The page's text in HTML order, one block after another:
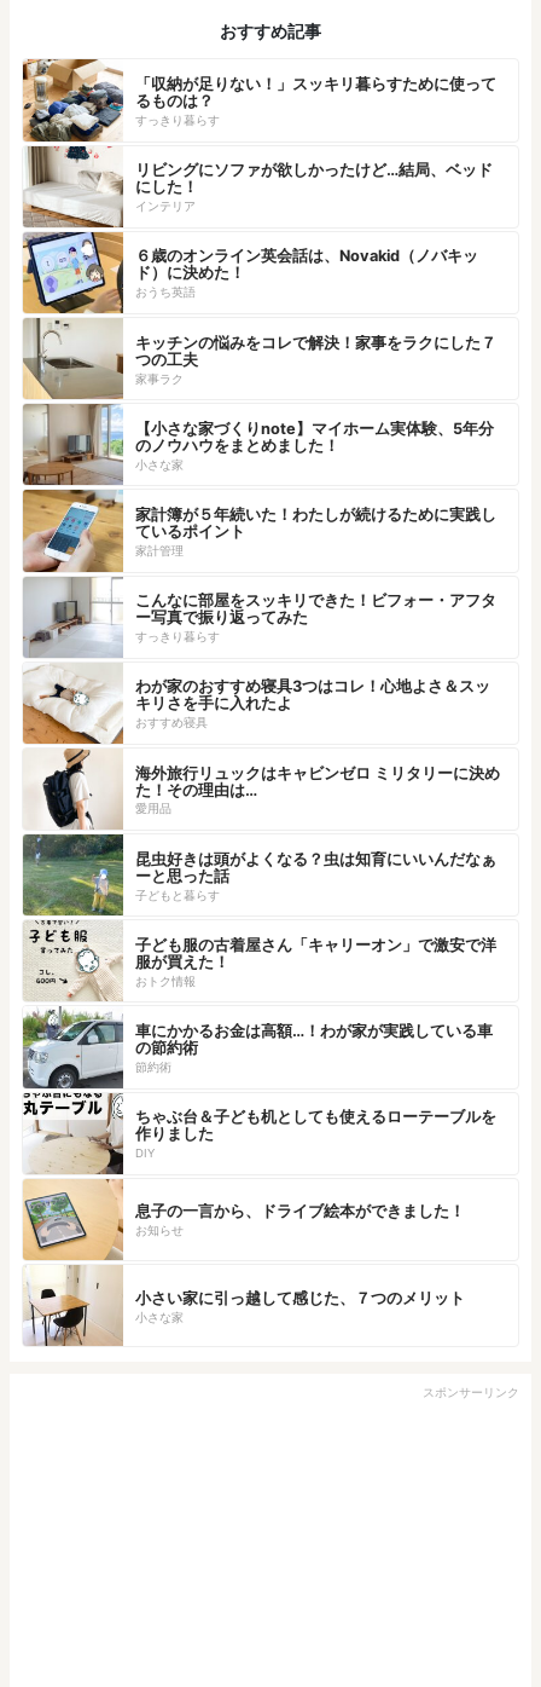
おすすめ記事
「収納が足りない！」スッキリ暮らすために使って
るものは？
すっきり暮らす
リビングにソファが欲しかったけど…結局、ベッド
にした！
インテリア
６歳のオンライン英会話は、Novakid（ノバキッ
ド）に決めた！
おうち英語
キッチンの悩みをコレで解決！家事をラクにした７
つの工夫
家事ラク
【小さな家づくりnote】マイホーム実体験、5年分
のノウハウをまとめました！
小さな家
家計簿が５年続いた！わたしが続けるために実践し
ているポイント
家計管理
こんなに部屋をスッキリできた！ビフォー・アフタ
ー写真で振り返ってみた
すっきり暮らす
わが家のおすすめ寝具3つはコレ！心地よさ＆スッ
キリさを手に入れたよ
おすすめ寝具
海外旅行リュックはキャビンゼロ ミリタリーに決め
た！その理由は…
愛用品
昆虫好きは頭がよくなる？虫は知育にいいんだなぁ
ーと思った話
子どもと暮らす
子ども服の古着屋さん「キャリーオン」で激安で洋
服が買えた！
おトク情報
車にかかるお金は高額…！わが家が実践している車
の節約術
節約術
ちゃぶ台＆子ども机としても使えるローテーブルを
作りました
DIY
息子の一言から、ドライブ絵本ができました！
お知らせ
小さい家に引っ越して感じた、７つのメリット
小さな家
スポンサーリンク